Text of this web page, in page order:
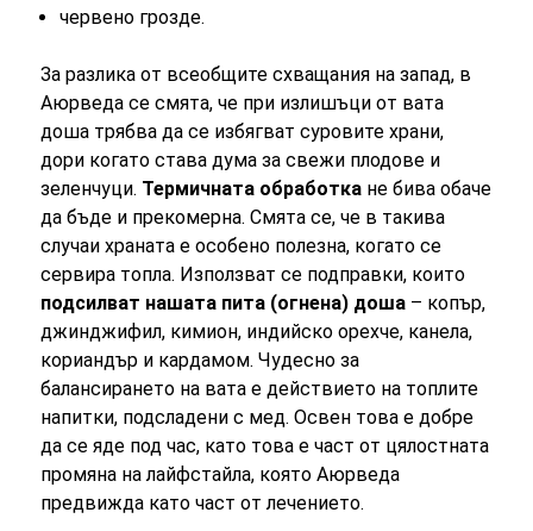
червено грозде.
За разлика от всеобщите схващания на запад, в
Аюрведа се смята, че при излишъци от вата
доша трябва да се избягват суровите храни,
дори когато става дума за свежи плодове и
зеленчуци. Термичната обработка не бива обаче
да бъде и прекомерна. Смята се, че в такива
случаи храната е особено полезна, когато се
сервира топла. Използват се подправки, които
подсилват нашата пита (огнена) доша – копър,
джинджифил, кимион, индийско орехче, канела,
кориандър и кардамом. Чудесно за
балансирането на вата е действието на топлите
напитки, подсладени с мед. Освен това е добре
да се яде под час, като това е част от цялостната
промяна на лайфстайла, която Аюрведа
предвижда като част от лечението.